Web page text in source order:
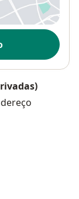
separador